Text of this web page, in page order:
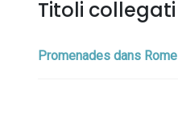
Titoli collegati
Promenades dans Rome